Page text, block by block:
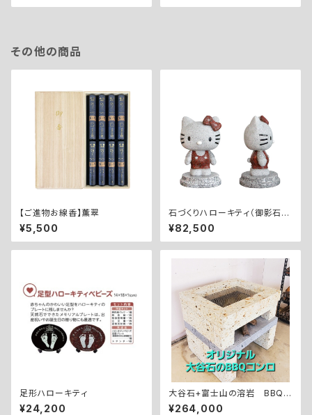
その他の商品
【ご進物お線香】薫翠
¥5,500
石づくりハローキティ（御影石）
①A-1：18㎝ 約4㎏(台石付)
c2025 SANRIO C
O., LTD. APPROVAL NO. L6
¥82,500
足形ハローキティ
¥24,200
大谷石+富士山の溶岩 BBQコ
ンロ
¥264,000